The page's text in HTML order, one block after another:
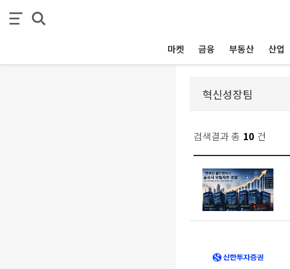
마켓 금융 부동산 산업
검색결과 총 10 건